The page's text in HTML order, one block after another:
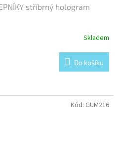
stříbrný hologram
Skladem
Do košíku
Kód: GUM216